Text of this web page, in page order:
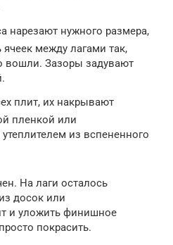
нарезают нужного размера,
ячеек между лагами так,
вошли. Зазоры задувают
плит, их накрывают
пленкой или
из вспененного
На лаги осталось
досок или
и уложить финишное
покрасить.